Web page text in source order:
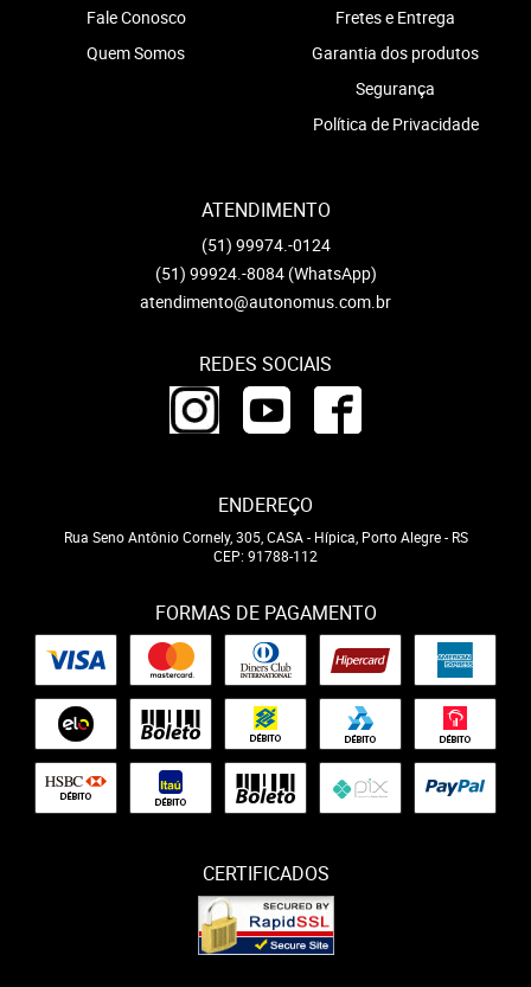
Fale Conosco
Quem Somos
Fretes e Entrega
Garantia dos produtos
Segurança
Política de Privacidade
ATENDIMENTO
(51) 99974.-0124
(51) 99924.-8084 (WhatsApp)
atendimento@autonomus.com.br
REDES SOCIAIS
ENDEREÇO
Rua Seno Antônio Cornely, 305, CASA- Hípica, Porto Alegre- RS
CEP: 91788-112
FORMAS DE PAGAMENTO
CERTIFICADOS